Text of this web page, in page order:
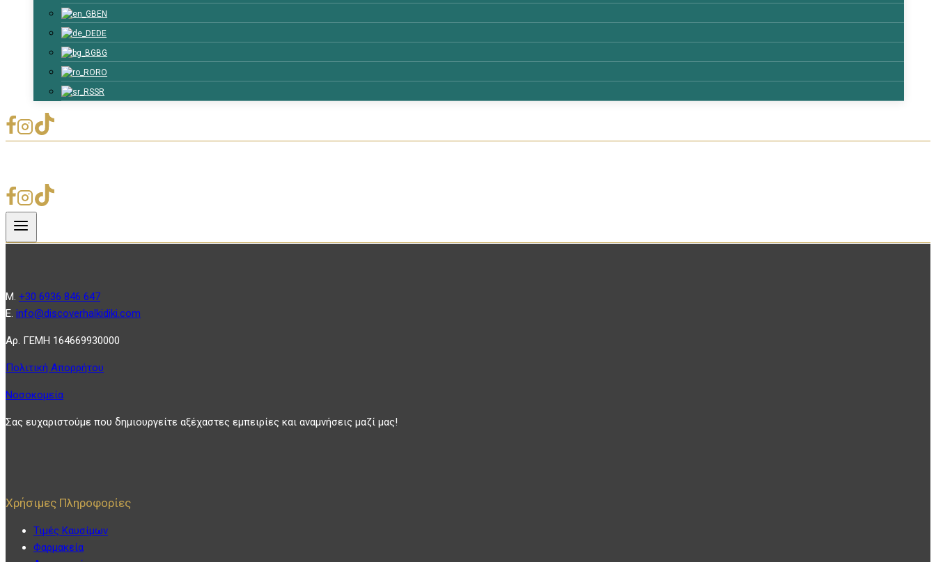
EN
DE
BG
RO
SR
Μ. +30 6936 846 647
Ε. info@discoverhalkidiki.com
Αρ. ΓΕΜΗ 164669930000
Πολιτική Απορρήτου
Νοσοκομεία
Σας ευχαριστούμε που δημιουργείτε αξέχαστες εμπειρίες και αναμνήσεις μαζί μας!
Χρήσιμες Πληροφορίες
Τιμές Καυσίμων
Φαρμακεία